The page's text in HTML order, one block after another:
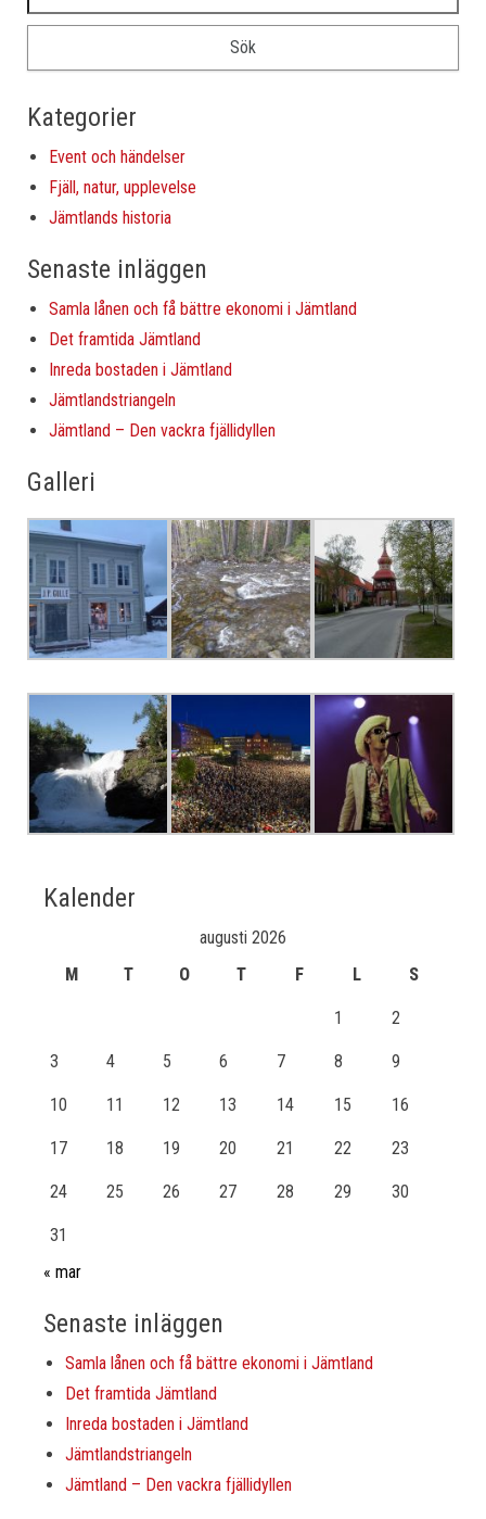
Kategorier
Event och händelser
Fjäll, natur, upplevelse
Jämtlands historia
Senaste inläggen
Samla lånen och få bättre ekonomi i Jämtland
Det framtida Jämtland
Inreda bostaden i Jämtland
Jämtlandstriangeln
Jämtland – Den vackra fjällidyllen
Galleri
Kalender
augusti 2026
M
T O T F L S
1 2
3 4 5 6 7 8 9
10 11 12 13 14 15 16
17 18 19 20 21 22 23
24 25 26 27 28 29 30
31
« mar
Senaste inläggen
Samla lånen och få bättre ekonomi i Jämtland
Det framtida Jämtland
Inreda bostaden i Jämtland
Jämtlandstriangeln
Jämtland – Den vackra fjällidyllen